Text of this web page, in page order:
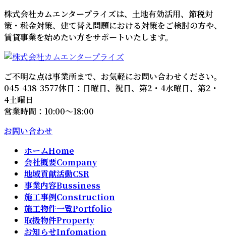
コ
ン
テ
ン
ツ
へ
ス
キ
ッ
プ
ナ
ビ
ゲ
ー
シ
ョ
ン
に
移
動
株式会社カムエンタープライズは、土地有効活用、節税対
策・税金対策、建て替え問題における対策をご検討の方や、
賃貸事業を始めたい方をサポートいたします。
ご不明な点は事業所まで、お気軽にお問い合わせください。
045-438-3577休日：日曜日、祝日、第2・4水曜日、第2・
4土曜日
営業時間：10:00～18:00
お問い合わせ
ホームHome
会社概要Company
地域貢献活動CSR
事業内容Bussiness
施工事例Construction
施工物件一覧Portfolio
取扱物件Property
お知らせInfomation